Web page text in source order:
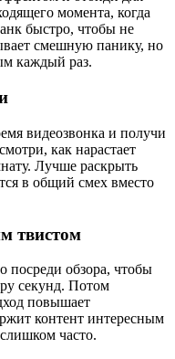
момента, когда
быстро, чтобы не
смешную панику, но
каждый раз.
видеозвонка и получи
как нарастает
Лучше раскрыть
в общий смех вместо
твистом
посреди обзора, чтобы
секунд. Потом
повышает
контент интересным
часто.